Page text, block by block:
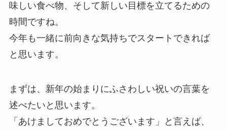
味しい食べ物、そして新しい目標を立てるための
時間ですね。
今年も一緒に前向きな気持ちでスタートできれば
と思います。
まずは、新年の始まりにふさわしい祝いの言葉を
述べたいと思います。
「あけましておめでとうございます」と言えば、